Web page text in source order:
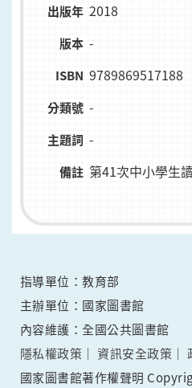
出版年 2018
版本 -
ISBN 9789869517188
分類號 -
主題詞 -
備註 第41次中小學生
指導單位：教育部
主辦單位：國家圖書館
內容維護：全國公共圖書館
隱私權政策
資訊安全政策
國家圖書館著作權聲明